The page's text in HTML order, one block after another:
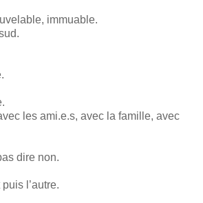
immuable.
les ami.e.s, avec la famille, avec
dire non.
l’autre.